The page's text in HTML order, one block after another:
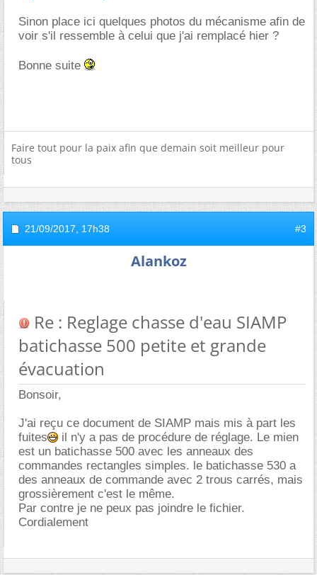
Sinon place ici quelques photos du mécanisme afin de
voir s'il ressemble à celui que j'ai remplacé hier ?
Bonne suite
Faire tout pour la paix afin que demain soit meilleur pour
tous
21/09/2017, 17h38 #3
Alankoz
Re : Reglage chasse d'eau SIAMP
batichasse 500 petite et grande
évacuation
Bonsoir,
J'ai reçu ce document de SIAMP mais mis à part les
fuites
il n'y a pas de procédure de réglage. Le mien
est un batichasse 500 avec les anneaux des
commandes rectangles simples. le batichasse 530 a
des anneaux de commande avec 2 trous carrés, mais
grossièrement c'est le même.
Par contre je ne peux pas joindre le fichier.
Cordialement